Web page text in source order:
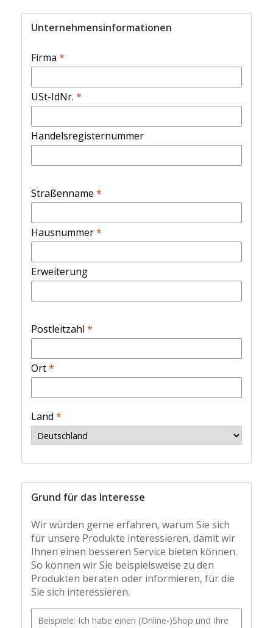
Unternehmensinformationen
Firma *
USt-IdNr. *
Handelsregisternummer
Straßenname *
Hausnummer*
Erweiterung
Postleitzahl *
Ort*
Land *
Grund für das Interesse
Wir würden gerne erfahren, warum Sie sich
für unsere Produkte interessieren, damit wir
Ihnen einen besseren Service bieten können.
So können wir Sie beispielsweise zu den
Produkten beraten oder informieren, für die
Sie sich interessieren.